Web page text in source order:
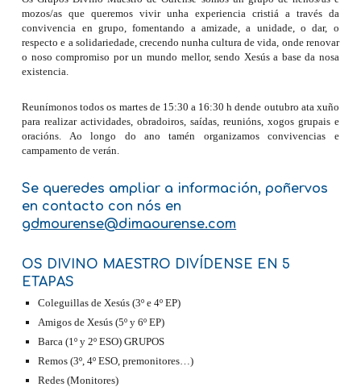
mozos/as que queremos vivir unha experiencia cristiá a través da
convivencia en grupo, fomentando a amizade, a unidade, o dar, o
respecto e a solidariedade, crecendo nunha cultura de vida, onde renovar
o noso compromiso por un mundo mellor, sendo Xesús a base da nosa
existencia.
Reunímonos todos os martes de 15:30 a 16:30 h dende outubro ata xuño
para realizar actividades, obradoiros, saídas, reunións, xogos grupais e
oracións. Ao longo do ano tamén organizamos convivencias e
campamento de verán.
Se queredes ampliar a información, poñervos
en contacto con nós en
gdmourense@dimaourense.com
OS DIVINO MAESTRO DIVÍDENSE EN 5
ETAPAS
Coleguillas de Xesús (3º e 4º EP)
Amigos de Xesús (5º y 6º EP)
Barca (1º y 2º ESO) GRUPOS
Remos (3º, 4º ESO, premonitores…)
Redes (Monitores)